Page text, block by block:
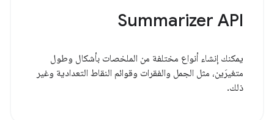
Summarizer API
يمكنك إنشاء أنواع مختلفة من الملخصات بأشكال وطول
متغيرَين، مثل الجمل والفقرات وقوائم النقاط التعدادية وغير
ذلك.